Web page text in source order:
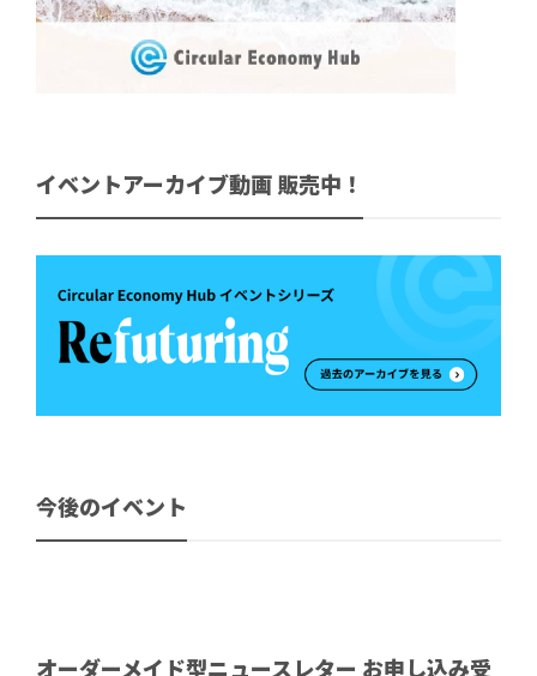
イベントアーカイブ動画 販売中！
今後のイベント
オーダーメイド型ニュースレター お申し込み受